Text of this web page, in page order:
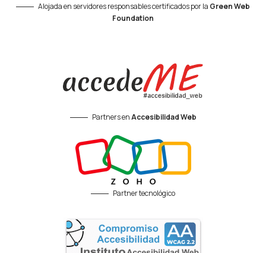
Alojada en servidores responsables certificados por la Green Web
Foundation
Partners enAccesibilidad Web
Partner tecnológico